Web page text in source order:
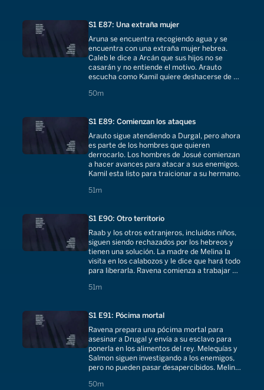
S1 E87: Una extraña mujer
Aruna se encuentra recogiendo agua y se
encuentra con una extraña mujer hebrea.
Caleb le dice a Arcán que sus hijos no se
casarán y no entiende el motivo. Arauto
escucha como Kamil quiere deshacerse de su
50m
50 minutes
S1 E89: Comienzan los ataques
Arauto sigue atendiendo a Durgal, pero ahora
es parte de los hombres que quieren
derrocarlo. Los hombres de Josué comienzan
a hacer avances para atacar a sus enemigos.
Kamil esta listo para traicionar a su hermano.
51m
51 minutes
S1 E90: Otro territorio
Raab y los otros extranjeros, incluidos niños,
siguen siendo rechazados por los hebreos y
tienen una solución. La madre de Melina la
visita en los calabozos y le dice que hará todo
para liberarla. Ravena comienza a trabajar en
51m
51 minutes
S1 E91: Pócima mortal
Ravena prepara una pócima mortal para
asesinar a Drugal y envía a su esclavo para
ponerla en los alimentos del rey. Melequías y
Salmon siguen investigando a los enemigos,
pero no pueden pasar desapercibidos. Melina
50m
50 minutes